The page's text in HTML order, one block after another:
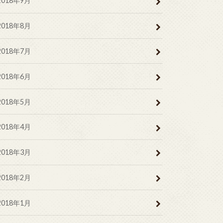
年8月
年7月
年6月
年5月
年4月
年3月
年2月
年1月